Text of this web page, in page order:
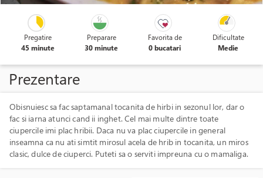
Pregatire
45 minute
Preparare
30 minute
Favorita de
0 bucatari
Dificultate
Medie
Prezentare
Obisnuiesc sa fac saptamanal tocanita de hirbi in sezonul lor, dar o
fac si iarna atunci cand ii inghet. Cel mai multe dintre toate
ciupercile imi plac hribii. Daca nu va plac ciupercile in general
inseamna ca nu ati simtit mirosul acela de hrib in tocanita, un miros
clasic, dulce de ciuperci. Puteti sa o serviti impreuna cu o mamaliga.